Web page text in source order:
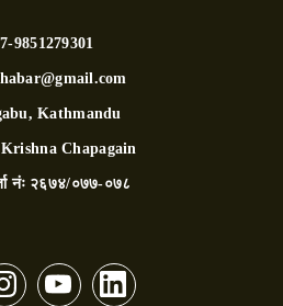
9851279301
Kathmandu
Chapagain
नंः २६७४/०७७-०७८